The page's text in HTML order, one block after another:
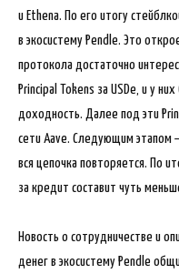
и Ethena. По его итогу
в экосистему Pendle. Это
протокола достаточно
Principal Tokens за USDe, и у
доходность. Далее под эти
сети Aave. Следующим этапом
вся цепочка повторяется. По
за кредит составит чуть
Новость о сотрудничестве и
денег в экосистему Pendle